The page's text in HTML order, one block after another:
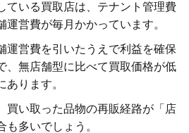
ている買取店は、テナント管理費
営費が毎月かかっています。
運営費を引いたうえで利益を確保
、無店舗型に比べて買取価格が低
あります。
買い取った品物の再販経路が「店
多いでしょう。